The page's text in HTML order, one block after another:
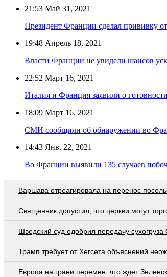
21:53 Май 31, 2021
Президент Франции сделал прививку
19:48 Апрель 18, 2021
Власти Франции не увидели шансов
22:52 Март 16, 2021
Италия и Франция заявили о
18:09 Март 16, 2021
СМИ сообщили об обнаружении во
14:43 Янв. 22, 2021
Во Франции выявили 135 случаев
Варшава отреагировала на перенос
Священник допустил, что церкви могут
Шведский суд одобрил передачу сухогруза
Трамп требует от Хегсета объяснений
Европа на грани перемен: что ждет